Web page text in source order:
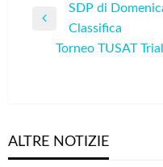
Navigazione
articoli
Previous
Post
SDP di
Classifica
Torneo TUSAT
ALTRE NOTIZIE